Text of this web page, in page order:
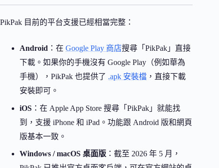
PikPak 目前的平台支援已經相當完整：
Android ：在 Google Play 商店搜尋「PikPak」直接
下載。如果你的手機沒有 Google Play（例如華為
手機），PikPak 也提供了 .apk 安裝檔 ，直接下載
安裝即可。
iOS ：在 Apple App Store 搜尋「PikPak」就能找
到，支援 iPhone 和 iPad。功能跟 Android 版和網頁
版基本一致。
Windows / macOS 桌面版 ：截至 2026 年 5 月，